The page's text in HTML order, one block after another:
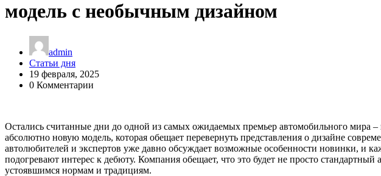
модель с необычным дизайном
admin
Статьи дня
19 февраля, 2025
0 Комментарии
Остались считанные дни до одной из самых ожидаемых премьер автомобильного мира –
абсолютно новую модель, которая обещает перевернуть представления о дизайне
автолюбителей и экспертов уже давно обсуждает возможные особенности новинки, и
подогревают интерес к дебюту. Компания обещает, что это будет не просто
устоявшимся нормам и традициям.